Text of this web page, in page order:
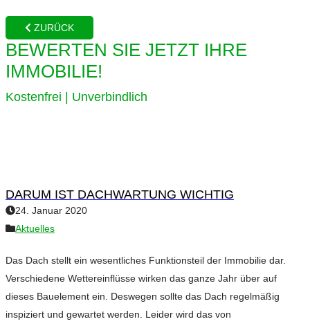
ZURÜCK
BEWERTEN SIE JETZT IHRE
IMMOBILIE!
Kostenfrei | Unverbindlich
DARUM IST DACHWARTUNG WICHTIG
24. Januar 2020
Aktuelles
Das Dach stellt ein wesentliches Funktionsteil der Immobilie dar.
Verschiedene Wettereinflüsse wirken das ganze Jahr über auf
dieses Bauelement ein. Deswegen sollte das Dach regelmäßig
inspiziert und gewartet werden. Leider wird das von